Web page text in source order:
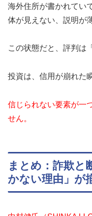
海外住所が書かれてい
体が見えない、説明が
この状態だと、評判は
投資は、信用が崩れた
信じられない要素が一
せん。
まとめ：詐欺と
かない理由」が